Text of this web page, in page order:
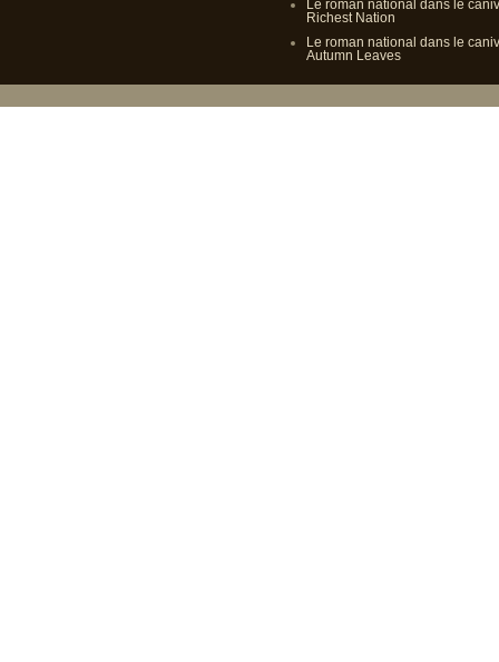
Le roman national dans le
Richest Nation
Le roman national dans le
Autumn Leaves